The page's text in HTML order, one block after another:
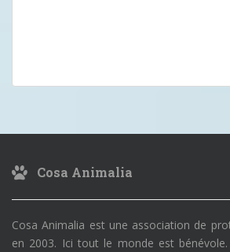
Cosa Animalia
Cosa Animalia est une association de
en 2003. Ici tout le monde est